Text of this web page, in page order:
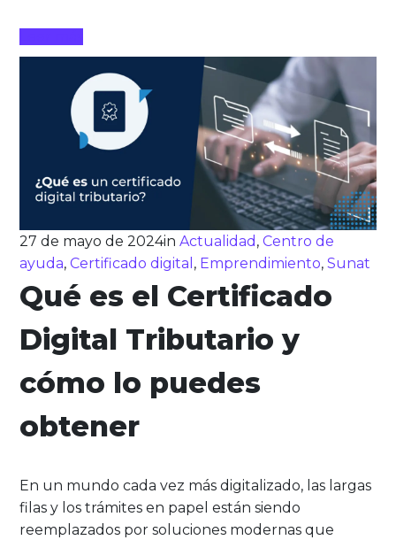
27 de mayo de 2024inActualidad ,Centro de
ayuda,Certificado digital , Emprendimiento,Sunat
Qué es el Certificado
Digital Tributario y
cómo lo puedes
obtener
En un mundo cada vez más digitalizado, las largas
filas y los trámites en papel están siendo
reemplazados por soluciones modernas que